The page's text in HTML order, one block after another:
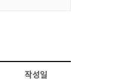
작성일